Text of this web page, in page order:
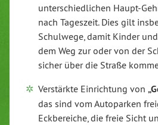
unterschiedlichen Haupt-
nach Tageszeit. Dies gilt
Schulwege, damit Kinder
dem Weg zur oder von der
sicher über die Straße
Verstärkte Einrichtung von
das sind vom Autoparken
Eckbereiche, die freie Sicht